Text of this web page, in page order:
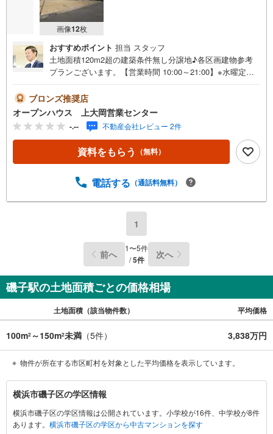
画像12枚
おすすめポイント 担当 スタッフ
土地面積120m2超の建築条件無し分譲地♪各区画建物参考
プランございます。【営業時間 10:00～21:00】※水曜定休
気軽にご連絡ください！現地を見学される場合は「室内・
現地を見学する（無料）」ボタンよりご希望の日時をご記
入いただけますとスムーズにご案内が可能です。◎現地の
ご案内について・平日や夜遅い時間帯もご案内が可能 ※定
休日を除く・経験豊富なスタッフが物件詳細を丁寧にご説
明いたします。・車でご自宅や最寄り駅等、ご指定の場所
す。◎個別FP相談会 無料物件のご紹介だけでなく住宅ロ
という方も大歓迎です！年間8000棟以上の限定物件を発表
ます。ぜひお気軽にご連絡・ご相談ください！※限定物件:
当社のみ、もしくは当社を含めた数社でのみご紹介可能な
オープンハウス・ディベロップメントの物件
ブロンズ推奨店
オープンハウス 上大岡営業センター
-.-- 不動産会社レビュー 2件
資料をもらう （無料）
電話する （通話料無料）
1
前へ 1〜5件
/5件 次へ
磯子駅の土地面積ごとの価格相場
土地面積（該当物件数） 平均価格
100m2 ～150m2未満 （5件） 3,838万円
物件が所在する市区町村を対象とした平均価格を表示しています。
横
浜
市
磯
横浜市磯子区の学区情報
横浜市磯子区の学区情報は公開されています。小学校が16件、中学校が8件
あります。 横浜市磯子区の学区から中古マンションを探す